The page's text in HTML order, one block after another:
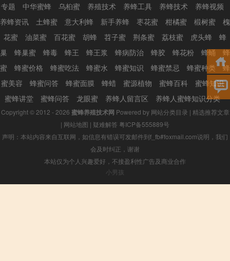
专题 中华蜜蜂 乌桕蜜 养殖技术 养蜂工具 养蜂技术
养蜂视频
养蜂资讯
土蜂蜜 意大利蜂 新手养蜂 枣花蜜 柑橘蜜 椴树蜜
槐
花蜜
油菜蜜 百花蜜 胡蜂 苕子蜜 荆条蜜 荔枝蜜 虎头蜂
蜂
巢
蜂巢蜜 蜂毒 蜂王 蜂王浆 蜂病防治 蜂胶 蜂花粉 蜂蛹
蜂
蜜
蜂蜜价格 蜂蜜吃法 蜂蜜水 蜂蜜知识 蜂蜜禁忌 蜂蜜种类
蜂
蜜美容
蜂蜜问答 蜂蜜面膜 蜂蜡 蜜源植物 蜜蜂百科
蜜蜂知识
蜜蜂讲堂
蜜蜂问答 龙眼蜜 养蜂人留言区 养蜂人蜜蜂知识分类
Copyright © 2012 - 2026 蜜蜂养殖技术网 Powered by 网站分类目录 | 精选推荐文章
| 网站地图 | 疑难解答 粤ICP备555889号
声明：本站内容来自互联网，如信息有错误可发邮件到f_fb#foxmail.com说明，我们
会及时纠正，谢谢
本站仅为个人兴趣爱好，不接盈利性广告及商业合作
小男孩